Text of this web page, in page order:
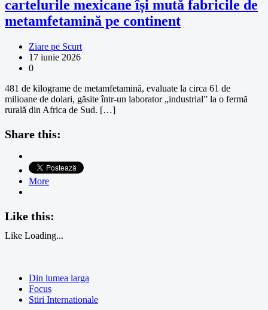
cartelurile mexicane își mută fabricile de
metamfetamină pe continent
Ziare pe Scurt
17 iunie 2026
0
481 de kilograme de metamfetamină, evaluate la circa 61 de
milioane de dolari, găsite într-un laborator „industrial” la o fermă
rurală din Africa de Sud. […]
Share this:
More
Like this:
Like Loading...
Din lumea larga
Focus
Stiri Internationale